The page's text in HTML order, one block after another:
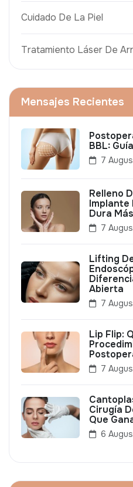
Cuidado De La Piel
Tratamiento Láser De
Mensajes Recientes
BBL:
7
Relleno
Implante
Dura
7
Lifting
Abierta
7
Lip Flip:
7
Cirugía
Que
6